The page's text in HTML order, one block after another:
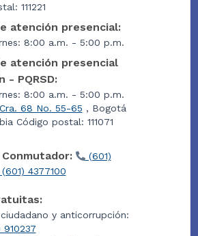
111221
atención presencial:
8:00 a.m. - 5:00 p.m.
atención presencial
- PQRSD:
8:00 a.m. - 5:00 p.m.
68 No. 55-65 , Bogotá
Código postal: 111071
(601)
4377100
y anticorrupción: